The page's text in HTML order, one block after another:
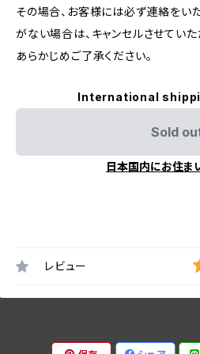
その場合、お客様には必ず連絡をい
がない場合は、キャンセルさせてい
あらかじめご了承ください。
International
Sold
日本国内にお住ま
レビュー